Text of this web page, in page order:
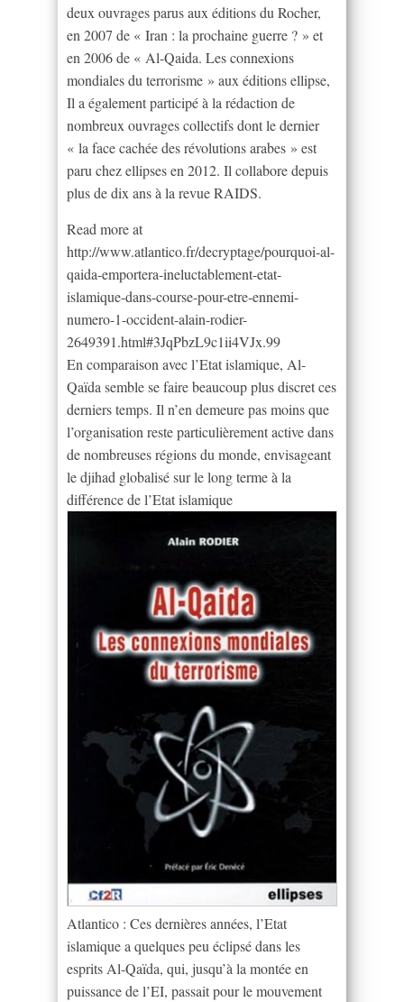
deux ouvrages parus aux éditions du Rocher,
en 2007 de « Iran : la prochaine guerre ? » et
en 2006 de « Al-Qaida. Les connexions
mondiales du terrorisme » aux éditions ellipse,
Il a également participé à la rédaction de
nombreux ouvrages collectifs dont le dernier
« la face cachée des révolutions arabes » est
paru chez ellipses en 2012. Il collabore depuis
plus de dix ans à la revue RAIDS.
Read more at
http://www.atlantico.fr/decryptage/pourquoi-al-
qaida-emportera-ineluctablement-etat-
islamique-dans-course-pour-etre-ennemi-
numero-1-occident-alain-rodier-
2649391.html#3JqPbzL9c1ii4VJx.99
En comparaison avec l’Etat islamique, Al-
Qaïda semble se faire beaucoup plus discret ces
derniers temps. Il n’en demeure pas moins que
l’organisation reste particulièrement active dans
de nombreuses régions du monde, envisageant
le djihad globalisé sur le long terme à la
différence de l’Etat islamique
Atlantico : Ces dernières années, l’Etat
islamique a quelques peu éclipsé dans les
esprits Al-Qaïda, qui, jusqu’à la montée en
puissance de l’EI, passait pour le mouvement